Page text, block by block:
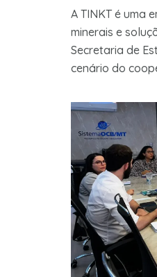
A TINKT é uma
minerais e
Secretaria de
cenário do